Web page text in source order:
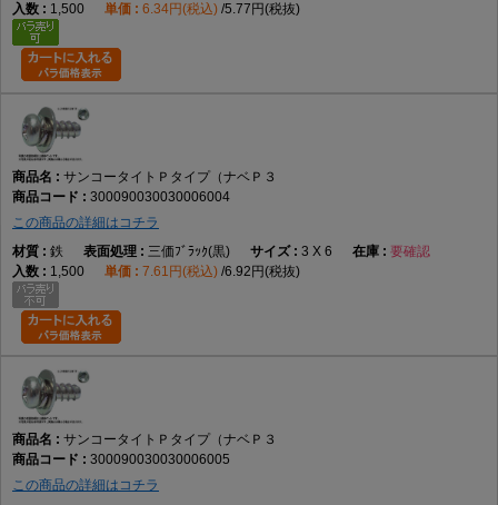
1,500
6.34円(税込) 5.77円(税抜)
サンコータイトＰタイプ（ナベＰ３
300090030030006004
この商品の詳細はコチラ
鉄
三価ﾌﾞﾗｯｸ(黒) 3 X 6
要確認
1,500
7.61円(税込) 6.92円(税抜)
サンコータイトＰタイプ（ナベＰ３
300090030030006005
この商品の詳細はコチラ